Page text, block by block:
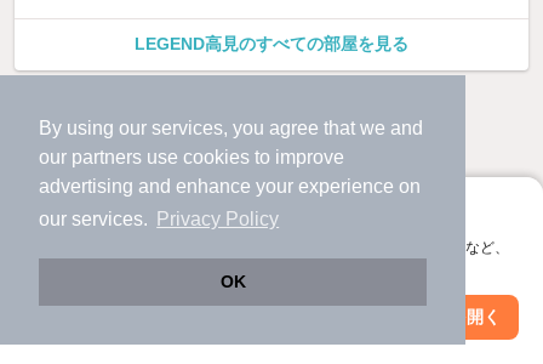
By using our services, you agree that we and
our partners use cookies to improve
advertising and enhance your experience on
our services.
Privacy Policy
OK
アプリに切り替えて、サクサクお部屋探し
会員登録なしですぐ使える。マップ検索やお気に入り保存など、
アプリを開く
LEGEND高見のすべての部屋を見る
絞り込み条件を変更